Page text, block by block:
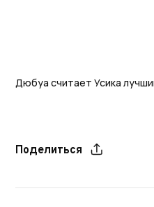
Дюбуа считает Усика
Поделиться